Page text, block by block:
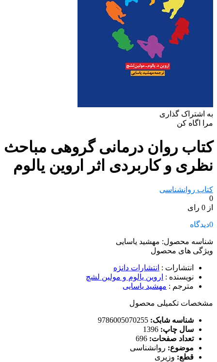
به اشتراک گذاری
مرا اگاه کن
کتاب روان درمانی گروهی مباحث
نظری و کاربردی اثر اروین یالوم
کتاب روانشناسی
0
از 0 رای
0دیدگاه
شناسه محصول: مهشید یاسایی
ویژگی های محصول
انتشارات : انتشارات دانژه
نویسنده : اروین یالوم و مولین لشچ
مترجم : مهشید یاسایی
مشخصات تکمیلی محصول
شناسه شابک:
سال چاپ:
تعداد صفحات:
موضوع: روانشناسی
قطع: وزیری